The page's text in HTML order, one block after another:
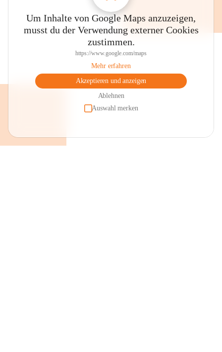
Um Inhalte von Google Maps anzuzeigen,
musst du der Verwendung externer Cookies
zustimmen.
https://www.google.com/maps
Mehr erfahren
Akzeptieren und anzeigen
Ablehnen
Auswahl merken